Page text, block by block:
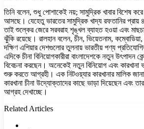
তিনি বলেন, শুধু পোশাকেই নয়; সামুদ্রিক খাবার বিশেষ
আসছে। যেহেতু ভারতের সামুদ্রিক খাদ্য রফতানির প্রায়
তাই শুল্কের জেরে সরবরাহ শৃঙ্খল ব্যাহত হওয়া এবং
ঝুঁকি রয়েছে। রালহান বলেন, চীন, ভিয়েতনাম, কম্বোডিয়া,
দক্ষিণ এশিয়ার দেশগুলোর তুলনায় ভারতীয় পণ্য
এদিকে চীনা বিনিয়োগকারীরা বাংলাদেশকে নতুন উৎপাদন
বিবেচনা করছেন। অনেকেই নতুন বিনিয়োগ এবং কারখানা
শুরু করতে আগ্রহী। এক নিটওয়্যার কারখানার মালিক
কারখানা চীনা উদ্যোক্তাদের কাছে ভাড়া দিয়েছেন এবং
আগ্রহ দেখাচ্ছে।
Related Articles